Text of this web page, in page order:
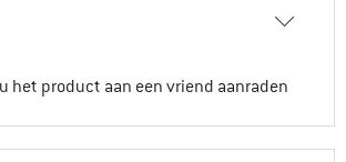
het product aan een vriend aanraden